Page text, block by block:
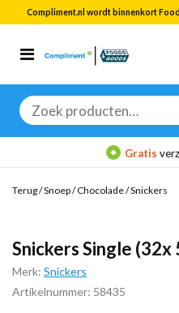
Compliment.nl wordt binnenkort
Zoeken
naar:
Bekijk
Gratis
Terug/Snoep/Chocolade/Snickers
Snickers Single (32x
Merk: Snickers
Artikelnummer: 58435